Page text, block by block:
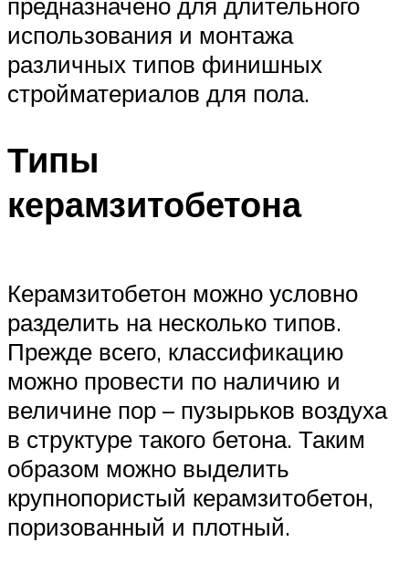
использования и монтажа
различных типов финишных
стройматериалов для пола.
Типы
керамзитобетона
Керамзитобетон можно условно
разделить на несколько типов.
Прежде всего, классификацию
можно провести по наличию и
величине пор – пузырьков воздуха
в структуре такого бетона. Таким
образом можно выделить
крупнопористый керамзитобетон,
поризованный и плотный.